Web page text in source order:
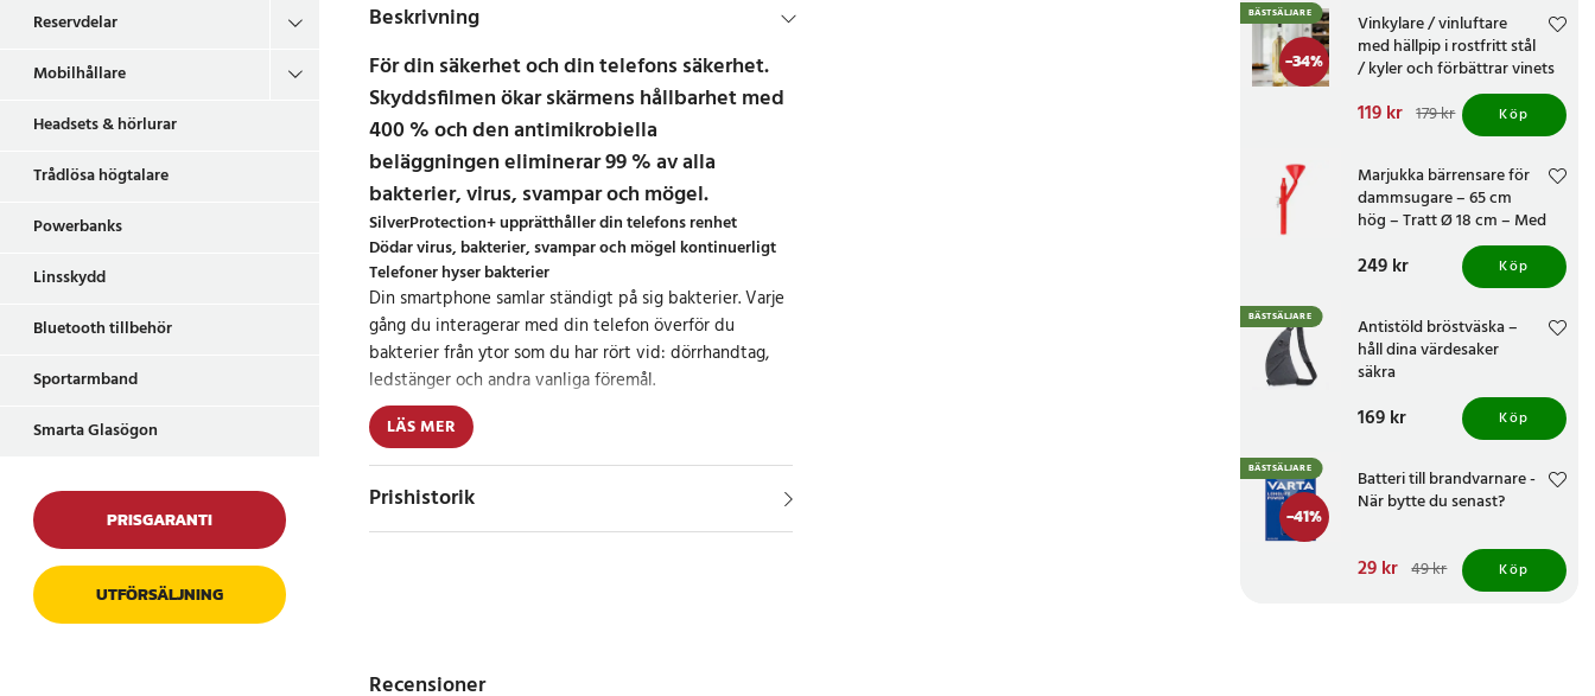
Reservdelar
Mobilhållare
Headsets & hörlurar
Trådlösa högtalare
Powerbanks
Linsskydd
Bluetooth tillbehör
Sportarmband
Smarta Glasögon
PRISGARANTI
UTFÖRSÄLJNING
Beskrivning
För din säkerhet och din telefons säkerhet.
Skyddsfilmen ökar skärmens hållbarhet med
400 % och den antimikrobiella
beläggningen eliminerar 99 % av alla
bakterier, virus, svampar och mögel.
SilverProtection+ upprätthåller din telefons renhet
Dödar virus, bakterier, svampar och mögel kontinuerligt
Telefoner hyser bakterier
Din smartphone samlar ständigt på sig bakterier. Varje
gång du interagerar med din telefon överför du
bakterier från ytor som du har rört vid: dörrhandtag,
ledstänger och andra vanliga föremål.
Forskning visar att en mobilskärm kan hysa upp till 300
gånger fler bakterier än en offentlig toalett.
I genomsnitt rör du vid din smartphone-skärm mer än
LÄS MER
Prishistorik
-34%
BÄSTSÄLJARE
Vinkylare / vinluftare
med hällpip i rostfritt stål
/ kyler och förbättrar vinets
Nuvarande pris
Tidigare pris 179 kr
119 kr 179 kr Köp
Marjukka bärrensare för
dammsugare – 65 cm
hög – Tratt Ø 18 cm – Med
två munstycken
Pris:249 kr
249 kr Köp
BÄSTSÄLJARE
Antistöld bröstväska –
håll dina värdesaker
säkra
Pris :169 kr
169 kr Köp
-41%
BÄSTSÄLJARE
Batteri till brandvarnare -
När bytte du senast?
Nuvarande pris
Tidigare pris 49 kr
29 kr 49 kr Köp
Recensioner